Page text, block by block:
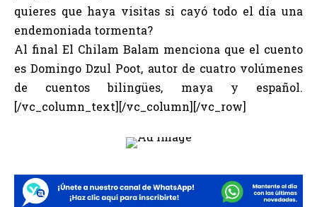
quieres que haya visitas si cayó todo el día una
endemoniada tormenta?
Al final El Chilam Balam menciona que el cuento
es Domingo Dzul Poot, autor de cuatro volúmenes
de cuentos bilingües, maya y español.
[/vc_column_text][/vc_column][/vc_row]